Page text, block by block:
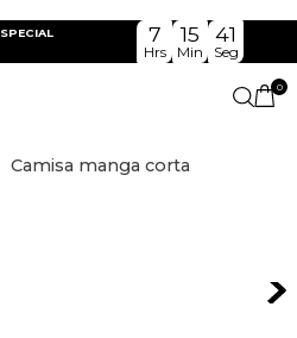
SPECIAL
7
Hrs
15
Min
41
Seg
0
Camisa manga corta